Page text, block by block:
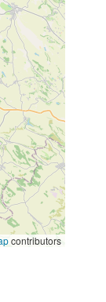
contributors